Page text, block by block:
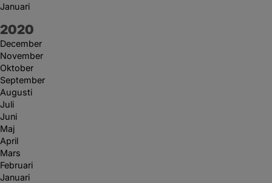
Januari
År:
2020
December
November
Oktober
September
Augusti
Juli
Juni
Maj
April
Mars
Februari
Januari